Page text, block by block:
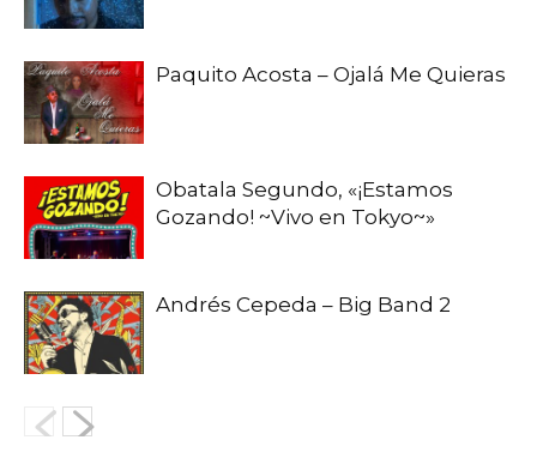
Paquito Acosta – Ojalá Me Quieras
Obatala Segundo, «¡Estamos
Gozando! ~Vivo en Tokyo~»
Andrés Cepeda – Big Band 2